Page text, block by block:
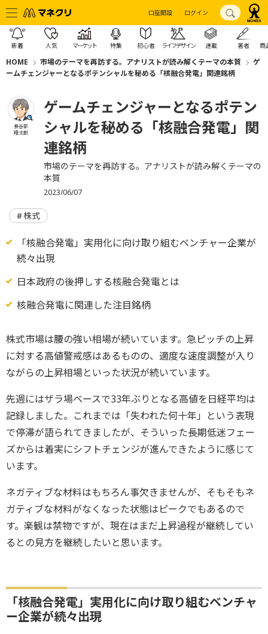
口座開設 ログイン
新着 人気 マーケット 特集 初心者 ライフデザイン 連載 著者 商
HOME 市場のテーマを再訪する。アナリストが読み解くテーマの本質
ゲ
ームチェンジャーとなるポテンシャルを秘める「核融合発電」関連銘柄
長谷部
翔太郎
ゲームチェンジャーとなるポテン
シャルを秘める「核融合発電」関
連銘柄
市場のテーマを再訪する。アナリストが読み解くテーマの
本質
2023/06/07
株式
「核融合発電」実用化に向け取り組むベンチャー企業が
続々出現
日本政府の後押しする核融合発電とは
核融合発電に関連した注目銘柄
株式市場は腰の強い相場が続いています。急ピッチの上昇
に対する高値警戒感はあるものの、適度な速度調整が入り
ながらの上昇相場といった状況が続いています。
先週にはザラ場ベースで33年ぶりとなる高値を日経平均は
記録しました。これまでは「失われた何十年」という表現
で停滞が語られてきましたが、そういった長期低迷フェー
ズからは着実にシフトチェンジが進んできたように感じて
います。
ネガティブな材料はもちろん事欠きませんが、そもそもネ
ガティブな材料がなくなった状態はピークでもあるので
す。楽観は禁物ですが、現在はまだ上昇過程が継続してい
るとの見方を継続したいと思います。
「核融合発電」実用化に向け取り組むベンチャ
ー企業が続々出現